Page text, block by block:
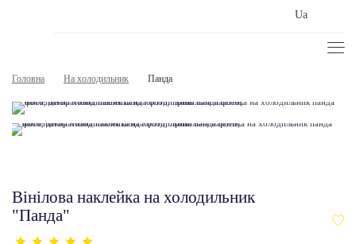
Ua
Головна На холодильник Панда
Вінілова наклейка на холодильник
"Панда"